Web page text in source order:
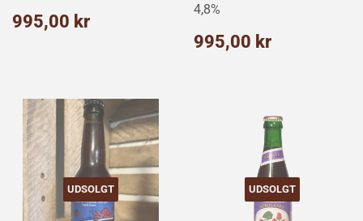
Normalpris
995,00 kr
4,8%
Normalpris
995,00 kr
UDSOLGT UDSOLGT